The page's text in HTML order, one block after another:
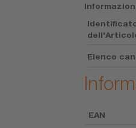
Elenco
EAN